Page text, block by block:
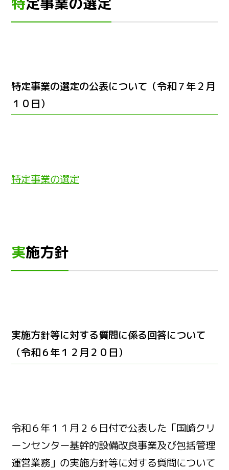
特定事業の選定の公表について（令和７年２月
１０日）
特定事業の選定
実施方針
実施方針等に対する質問に係る回答について
（令和６年１２月２０日）
令和６年１１月２６日付で公表した「国崎クリ
ーンセンター基幹的設備改良事業及び包括管理
運営業務」の実施方針等に対する質問について